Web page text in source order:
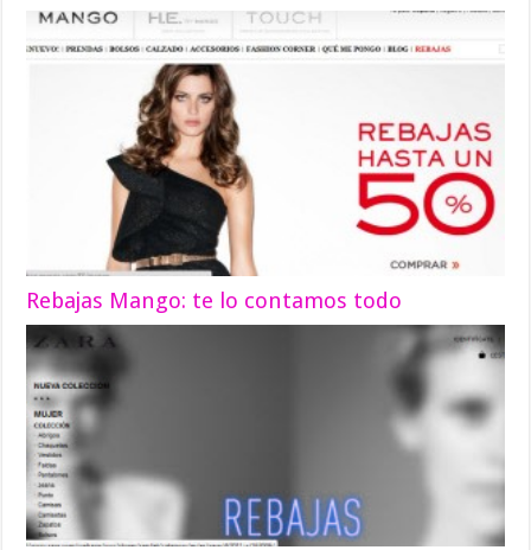
Rebajas Mango: te lo contamos todo